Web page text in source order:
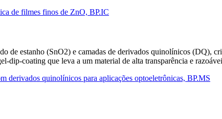
de filmes finos de ZnO, BP.IC
de estanho (SnO2) e camadas de derivados quinolínicos (DQ),
dip-coating que leva a um material de alta transparência e
derivados quinolínicos para aplicações optoeletrônicas, BP.MS